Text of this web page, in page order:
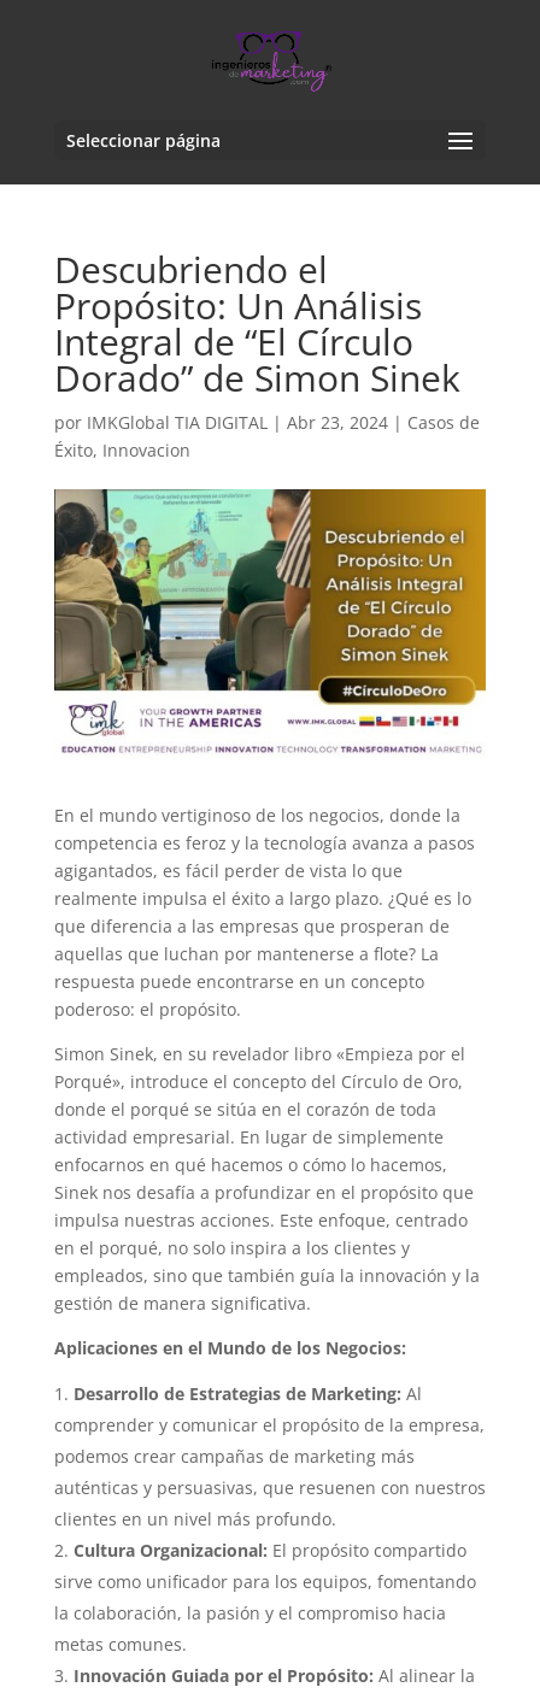
Seleccionar página
Descubriendo el
Propósito: Un Análisis
Integral de “El Círculo
Dorado” de Simon Sinek
por IMKGlobal TIA DIGITAL| Abr 23, 2024| Casos de
Éxito, Innovacion
En el mundo vertiginoso de los negocios, donde la
competencia es feroz y la tecnología avanza a pasos
agigantados, es fácil perder de vista lo que
realmente impulsa el éxito a largo plazo. ¿Qué es lo
que diferencia a las empresas que prosperan de
aquellas que luchan por mantenerse a flote? La
respuesta puede encontrarse en un concepto
poderoso: el propósito.
Simon Sinek, en su revelador libro «Empieza por el
Porqué», introduce el concepto del Círculo de Oro,
donde el porqué se sitúa en el corazón de toda
actividad empresarial. En lugar de simplemente
enfocarnos en qué hacemos o cómo lo hacemos,
Sinek nos desafía a profundizar en el propósito que
impulsa nuestras acciones. Este enfoque, centrado
en el porqué, no solo inspira a los clientes y
empleados, sino que también guía la innovación y la
gestión de manera significativa.
Aplicaciones en el Mundo de los Negocios:
Desarrollo de Estrategias de Marketing: Al
comprender y comunicar el propósito de la empresa,
podemos crear campañas de marketing más
auténticas y persuasivas, que resuenen con nuestros
clientes en un nivel más profundo.
Cultura Organizacional: El propósito compartido
sirve como unificador para los equipos, fomentando
la colaboración, la pasión y el compromiso hacia
metas comunes.
Innovación Guiada por el Propósito: Al alinear la